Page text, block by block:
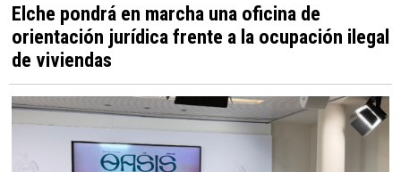
Elche pondrá en marcha una oficina de
orientación jurídica frente a la ocupación ilegal
de viviendas